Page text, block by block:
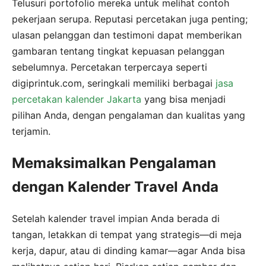
Telusuri portofolio mereka untuk melihat contoh
pekerjaan serupa. Reputasi percetakan juga penting;
ulasan pelanggan dan testimoni dapat memberikan
gambaran tentang tingkat kepuasan pelanggan
sebelumnya. Percetakan terpercaya seperti
digiprintuk.com, seringkali memiliki berbagai jasa
percetakan kalender Jakarta yang bisa menjadi
pilihan Anda, dengan pengalaman dan kualitas yang
terjamin.
Memaksimalkan Pengalaman
dengan Kalender Travel Anda
Setelah kalender travel impian Anda berada di
tangan, letakkan di tempat yang strategis—di meja
kerja, dapur, atau di dinding kamar—agar Anda bisa